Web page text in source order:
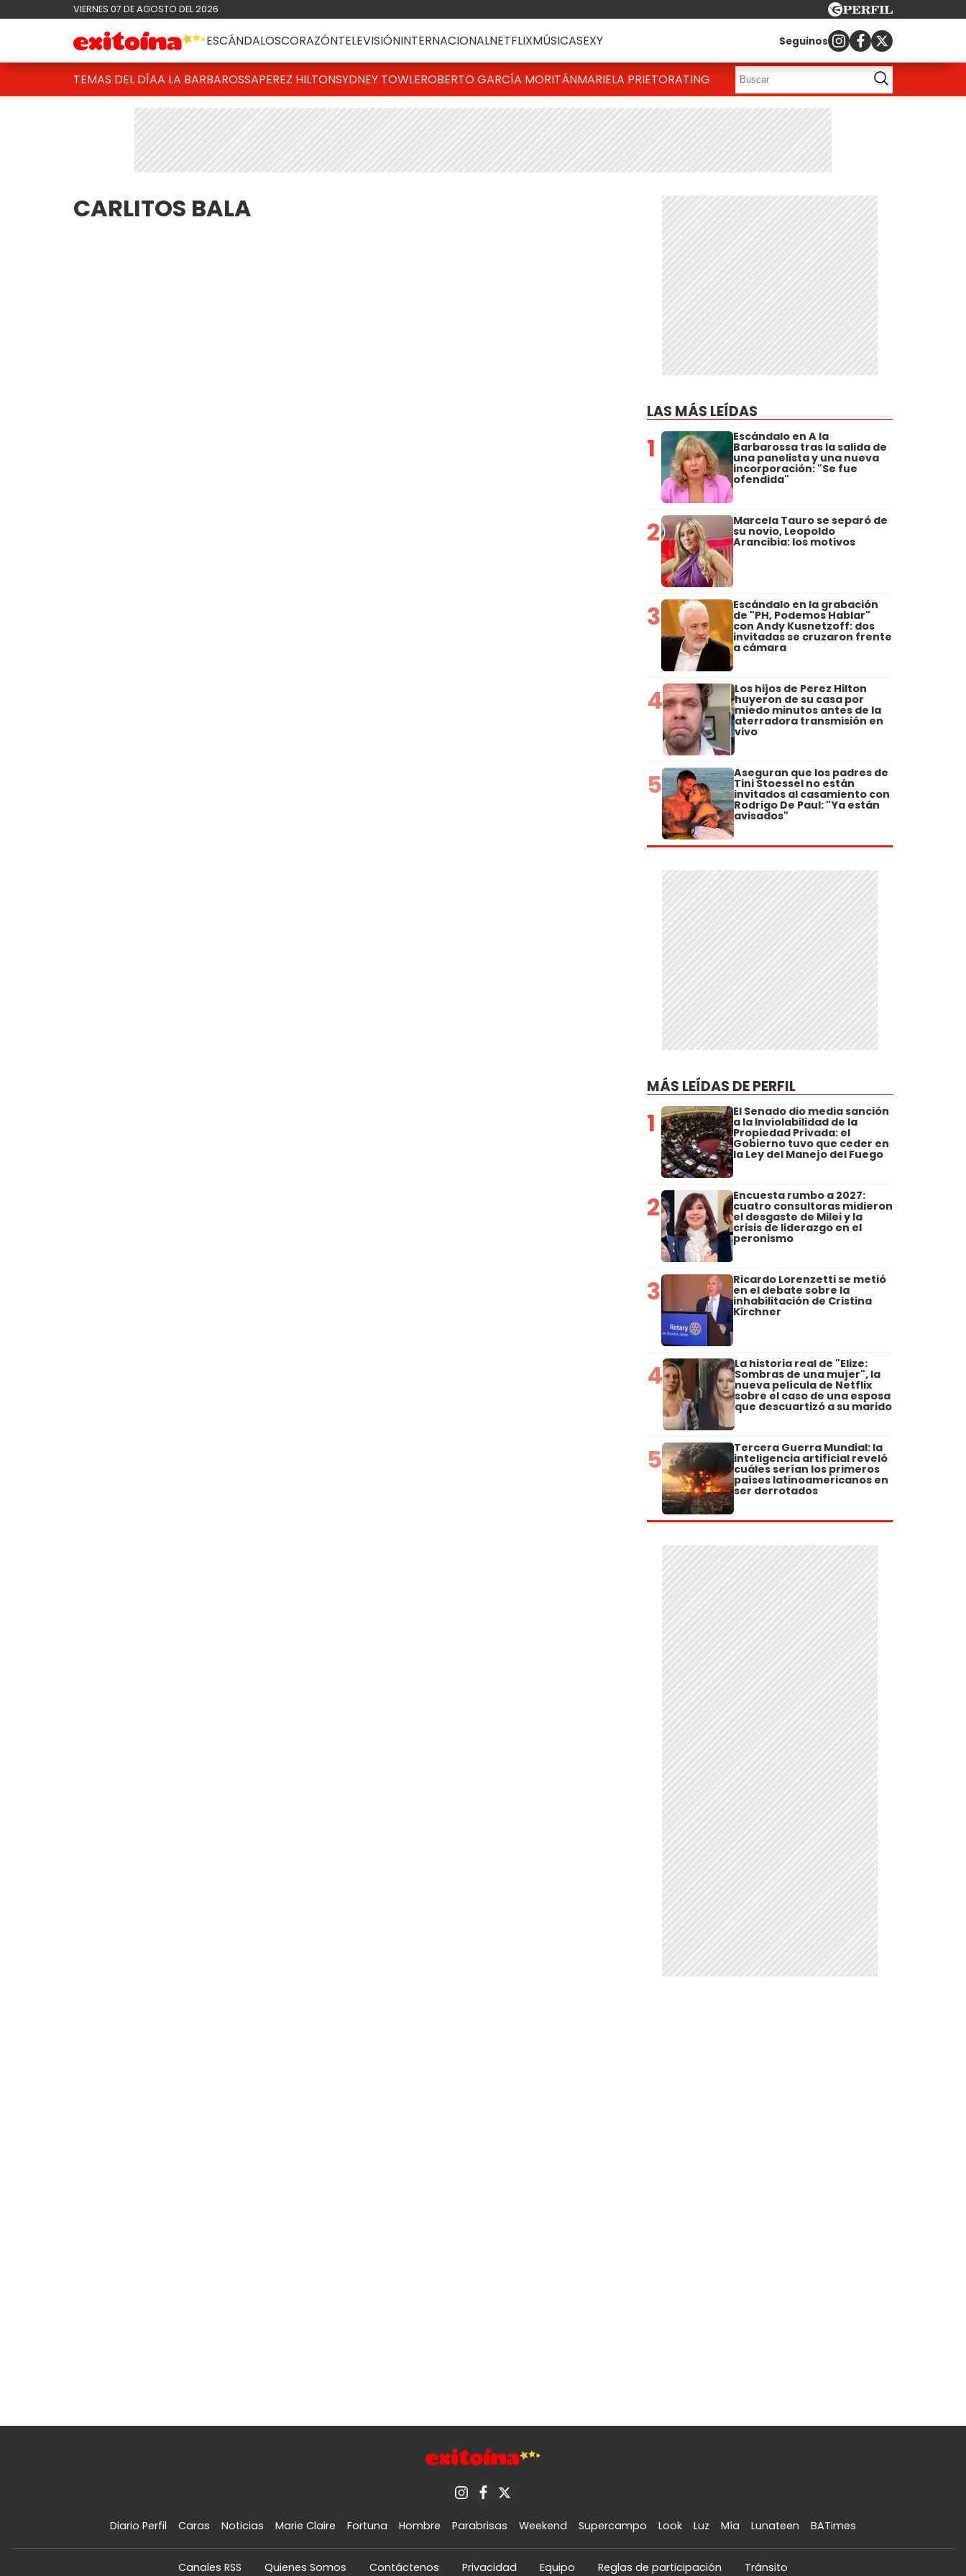
VIERNES 07 DE AGOSTO DEL 2026
ESCÁNDALOSCORAZÓNTELEVISIÓNINTERNACIONALNETFLIXMÚSICASEXY Seguinos
TEMAS DEL DÍAA LA BARBAROSSAPEREZ HILTONSYDNEY TOWLEROBERTO GARCÍA MORITÁNMARIELA PRIETORATING
CARLITOS BALA
LAS MÁS LEÍDAS
1 Escándalo en A la
Barbarossa tras la salida de
una panelista y una nueva
incorporación: "Se fue
ofendida"
2 Marcela Tauro se separó de
su novio, Leopoldo
Arancibia: los motivos
3 Escándalo en la grabación
de "PH, Podemos Hablar"
con Andy Kusnetzoff: dos
invitadas se cruzaron frente
a cámara
4 Los hijos de Perez Hilton
huyeron de su casa por
miedo minutos antes de la
aterradora transmisión en
vivo
5 Aseguran que los padres de
Tini Stoessel no están
invitados al casamiento con
Rodrigo De Paul: "Ya están
avisados"
MÁS LEÍDAS DE PERFIL
1 El Senado dio media sanción
a la Inviolabilidad de la
Propiedad Privada: el
Gobierno tuvo que ceder en
la Ley del Manejo del Fuego
2 Encuesta rumbo a 2027:
cuatro consultoras midieron
el desgaste de Milei y la
crisis de liderazgo en el
peronismo
3 Ricardo Lorenzetti se metió
en el debate sobre la
inhabilitación de Cristina
Kirchner
4 La historia real de "Elize:
Sombras de una mujer", la
nueva película de Netflix
sobre el caso de una esposa
que descuartizó a su marido
5 Tercera Guerra Mundial: la
inteligencia artificial reveló
cuáles serían los primeros
países latinoamericanos en
ser derrotados
Diario Perfil Caras Noticias Marie Claire Fortuna Hombre Parabrisas Weekend Supercampo Look Luz Mía Lunateen BATimes
Canales RSS Quienes Somos Contáctenos Privacidad Equipo Reglas de participación Tránsito